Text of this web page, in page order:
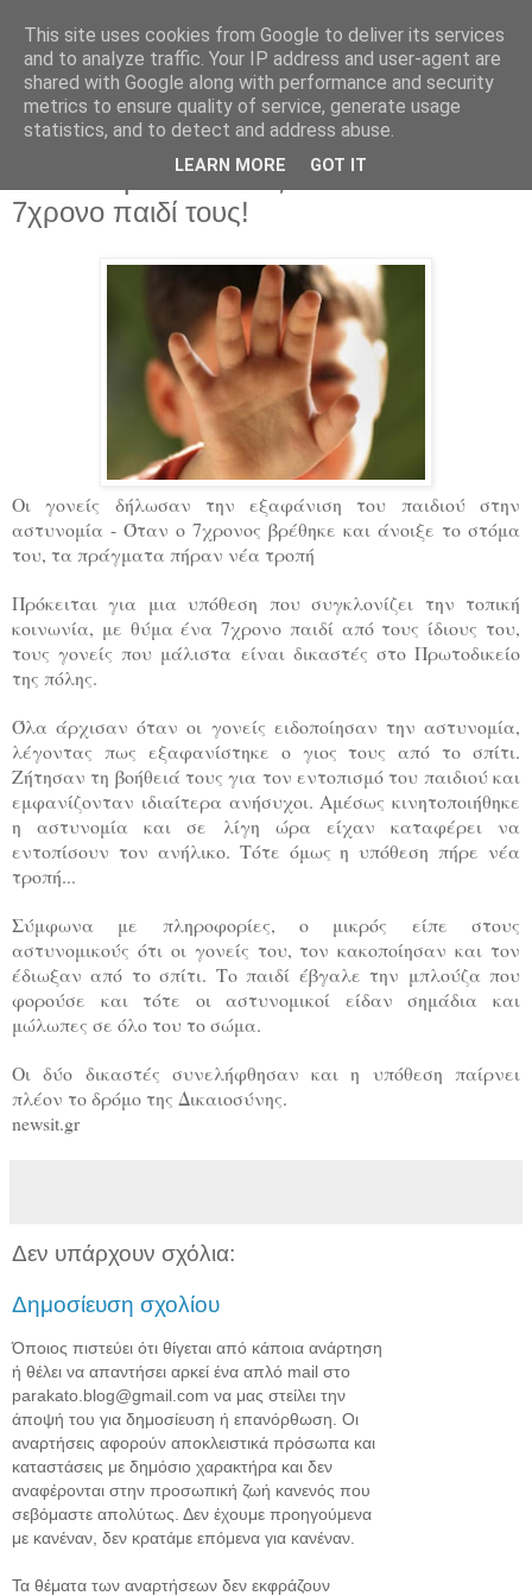
Parakato.gr
Θεσσαλονίκη: Ζευγάρι δικαστών
κακοποίησε και έδιωξε από το σπίτι το
7χρονο παιδί τους!
Οι γονείς δήλωσαν την εξαφάνιση του παιδιού στην
αστυνομία - Όταν ο 7χρονος βρέθηκε και άνοιξε το στόμα
του, τα πράγματα πήραν νέα τροπή
Πρόκειται για μια υπόθεση που συγκλονίζει την τοπική
κοινωνία, με θύμα ένα 7χρονο παιδί από τους ίδιους του,
τους γονείς που μάλιστα είναι δικαστές στο Πρωτοδικείο
της πόλης.
Όλα άρχισαν όταν οι γονείς ειδοποίησαν την αστυνομία,
λέγοντας πως εξαφανίστηκε ο γιος τους από το σπίτι.
Ζήτησαν τη βοήθειά τους για τον εντοπισμό του παιδιού και
εμφανίζονταν ιδιαίτερα ανήσυχοι. Αμέσως κινητοποιήθηκε
η αστυνομία και σε λίγη ώρα είχαν καταφέρει να
εντοπίσουν τον ανήλικο. Τότε όμως η υπόθεση πήρε νέα
τροπή...
Σύμφωνα με πληροφορίες, ο μικρός είπε στους
αστυνομικούς ότι οι γονείς του, τον κακοποίησαν και τον
έδιωξαν από το σπίτι. Το παιδί έβγαλε την μπλούζα που
φορούσε και τότε οι αστυνομικοί είδαν σημάδια και
μώλωπες σε όλο του το σώμα.
Οι δύο δικαστές συνελήφθησαν και η υπόθεση παίρνει
πλέον το δρόμο της Δικαιοσύνης.
newsit.gr
Δεν υπάρχουν σχόλια:
Δημοσίευση σχολίου
Όποιος πιστεύει ότι θίγεται από κάποια ανάρτηση
ή θέλει να απαντήσει αρκεί ένα απλό mail στο
parakato.blog@gmail.com να μας στείλει την
άποψή του για δημοσίευση ή επανόρθωση. Οι
αναρτήσεις αφορούν αποκλειστικά πρόσωπα και
καταστάσεις με δημόσιο χαρακτήρα και δεν
αναφέρονται στην προσωπική ζωή κανενός που
σεβόμαστε απολύτως. Δεν έχουμε προηγούμενα
με κανέναν, δεν κρατάμε επόμενα για κανέναν.
Τα θέματα των αναρτήσεων δεν εκφράζουν
This site uses cookies from Google to deliver its services
and to analyze traffic. Your IP address and user-agent are
shared with Google along with performance and security
metrics to ensure quality of service, generate usage
statistics, and to detect and address abuse.
LEARN MORE GOT IT